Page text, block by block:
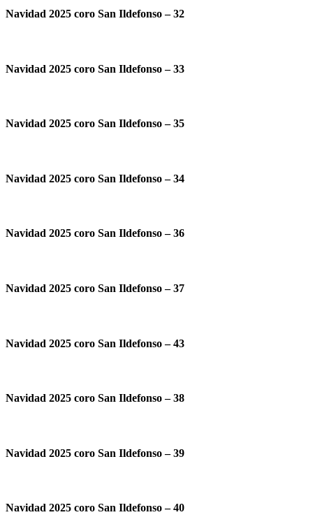
Navidad 2025 coro San Ildefonso – 32
Navidad 2025 coro San Ildefonso – 33
Navidad 2025 coro San Ildefonso – 35
Navidad 2025 coro San Ildefonso – 34
Navidad 2025 coro San Ildefonso – 36
Navidad 2025 coro San Ildefonso – 37
Navidad 2025 coro San Ildefonso – 43
Navidad 2025 coro San Ildefonso – 38
Navidad 2025 coro San Ildefonso – 39
Navidad 2025 coro San Ildefonso – 40